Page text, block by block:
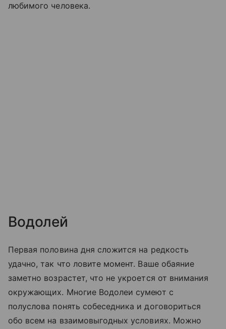
любимого человека.
Водолей
Первая половина дня сложится на редкость
удачно, так что ловите момент. Ваше обаяние
заметно возрастет, что не укроется от внимания
окружающих. Многие Водолеи сумеют с
полуслова понять собеседника и договориться
обо всем на взаимовыгодных условиях. Можно